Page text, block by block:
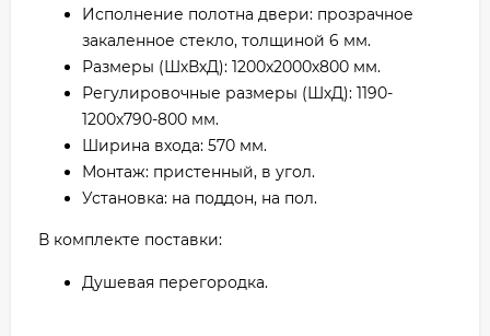
Исполнение полотна двери: прозрачное
закаленное стекло, толщиной 6 мм.
Размеры (ШхВхД): 1200х2000х800 мм.
Регулировочные размеры (ШхД): 1190-
1200х790-800 мм.
Ширина входа: 570 мм.
Монтаж: пристенный, в угол.
Установка: на поддон, на пол.
В комплекте поставки:
Душевая перегородка.